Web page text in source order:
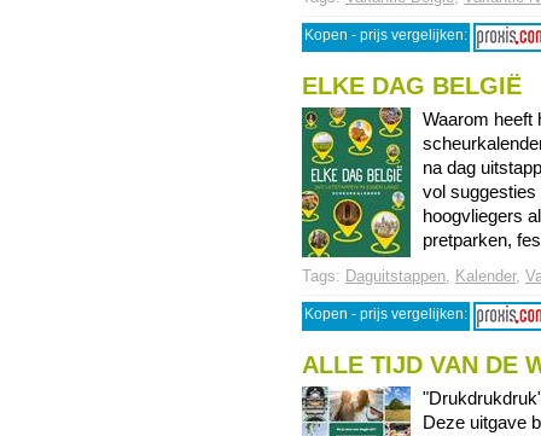
Kopen - prijs vergelijken:
ELKE DAG BELGIË
Waarom heeft
na dag
vol suggesties
hoogvliegers
pretparken,
Tags: Daguitstappen, Kalender,
Kopen - prijs vergelijken:
ALLE TIJD VAN DE
Deze uitgave